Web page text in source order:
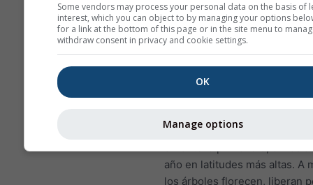
bronquitis
Para Europa, el meteograma
contaminación del aire tiene
alergenos más comunes en
durante la primavera, o más
año en latitudes más altas. A
los árboles florecen, liberan
Some vendors may process your personal data on the basis of
interest, which you can object to by managing your options
for a link at the bottom of this page or in the site menu to
withdraw consent in privacy and cookie settings.
OK
Manage options